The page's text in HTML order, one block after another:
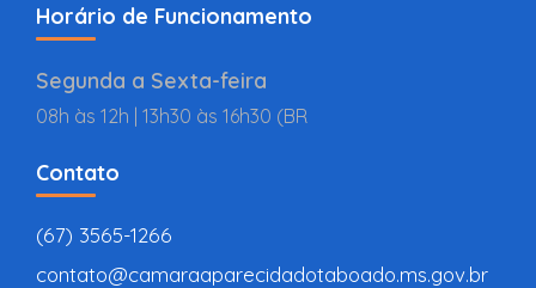
Horário de Funcionamento
Segunda a Sexta-feira
08h às 12h | 13h30 às 16h30 (BR
Contato
(67) 3565-1266
contato@camaraaparecidadotaboado.ms.gov.br